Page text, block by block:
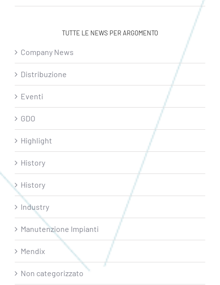
TUTTE LE NEWS PER ARGOMENTO
Company News
Distribuzione
Eventi
GDO
Highlight
History
History
Industry
Manutenzione Impianti
Mendix
Non categorizzato